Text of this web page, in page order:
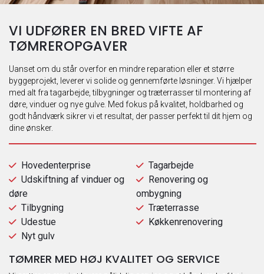
VI UDFØRER EN BRED VIFTE AF
TØMREROPGAVER
Uanset om du står overfor en mindre reparation eller et større
byggeprojekt, leverer vi solide og gennemførte løsninger. Vi hjælper
med alt fra tagarbejde, tilbygninger og træterrasser til montering af
døre, vinduer og nye gulve. Med fokus på kvalitet, holdbarhed og
godt håndværk sikrer vi et resultat, der passer perfekt til dit hjem og
dine ønsker.
Hovedenterprise
Udskiftning af vinduer og
døre
Tilbygning
Udestue
Nyt gulv
Tagarbejde
Renovering og
ombygning
Træterrasse
Køkkenrenovering
TØMRER MED HØJ KVALITET OG SERVICE